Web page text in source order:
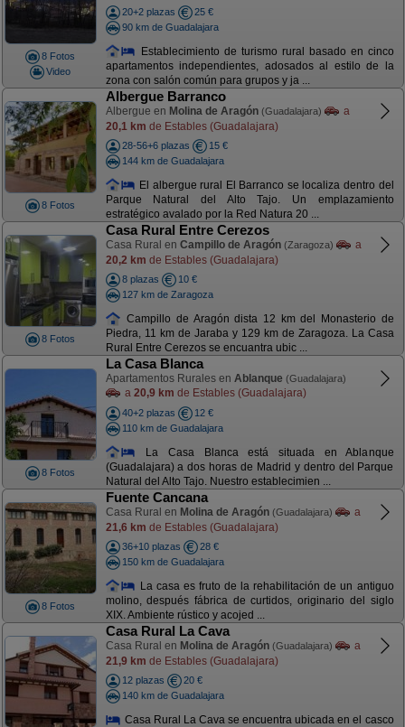
8 Fotos
Video
20+2 plazas
25 €
90 km de Guadalajara
Establecimiento de turismo rural basado en cinco
apartamentos independientes, adosados al estilo de la
zona con salón común para grupos y ja ...
8 Fotos
Albergue Barranco
Albergue en Molina de Aragón (Guadalajara)
a
20,1 km de Estables (Guadalajara)
28-56+6 plazas
15 €
144 km de Guadalajara
El albergue rural El Barranco se localiza dentro del
Parque Natural del Alto Tajo. Un emplazamiento
estratégico avalado por la Red Natura 20 ...
8 Fotos
Casa Rural Entre Cerezos
Casa Rural en Campillo de Aragón (Zaragoza)
a
20,2 km de Estables (Guadalajara)
8 plazas
10 €
127 km de Zaragoza
Campillo de Aragón dista 12 km del Monasterio de
Piedra, 11 km de Jaraba y 129 km de Zaragoza. La Casa
Rural Entre Cerezos se encuantra ubic ...
8 Fotos
La Casa Blanca
Apartamentos Rurales en Ablanque (Guadalajara)
a 20,9 km de Estables (Guadalajara)
40+2 plazas
12 €
110 km de Guadalajara
La Casa Blanca está situada en Ablanque
(Guadalajara) a dos horas de Madrid y dentro del Parque
Natural del Alto Tajo. Nuestro establecimien ...
8 Fotos
Fuente Cancana
Casa Rural en Molina de Aragón (Guadalajara)
a
21,6 km de Estables (Guadalajara)
36+10 plazas
28 €
150 km de Guadalajara
La casa es fruto de la rehabilitación de un antiguo
molino, después fábrica de curtidos, originario del siglo
XIX. Ambiente rústico y acojed ...
Casa Rural La Cava
Casa Rural en Molina de Aragón (Guadalajara)
a
21,9 km de Estables (Guadalajara)
12 plazas
20 €
140 km de Guadalajara
Casa Rural La Cava se encuentra ubicada en el casco